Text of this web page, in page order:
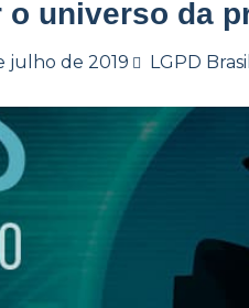
universo da
julho de 2019 LGPD Brasil